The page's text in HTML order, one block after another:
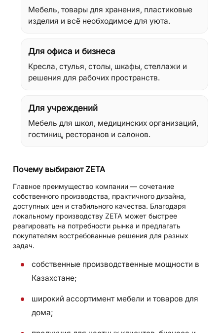
Мебель, товары для хранения, пластиковые
изделия и всё необходимое для уюта.
Для офиса и бизнеса
Кресла, стулья, столы, шкафы, стеллажи и
решения для рабочих пространств.
Для учреждений
Мебель для школ, медицинских организаций,
гостиниц, ресторанов и салонов.
Почему выбирают ZETA
Главное преимущество компании — сочетание
собственного производства, практичного дизайна,
доступных цен и стабильного качества. Благодаря
локальному производству ZETA может быстрее
реагировать на потребности рынка и предлагать
покупателям востребованные решения для разных
задач.
собственные производственные мощности в
Казахстане;
широкий ассортимент мебели и товаров для
дома;